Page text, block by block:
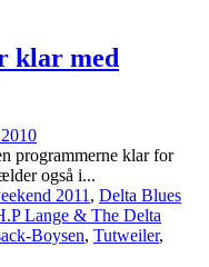
klar med
programmerne klar for
også i...
2011 , Delta Blues
Lange & The Delta
Boysen, Tutweiler,